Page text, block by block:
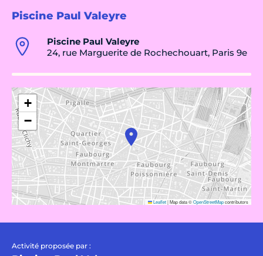
Piscine Paul Valeyre
Piscine Paul Valeyre
24, rue Marguerite de Rochechouart, Paris 9e
+
−
Leaflet|Map data ©OpenStreetMapcontributors
Activité proposée par :